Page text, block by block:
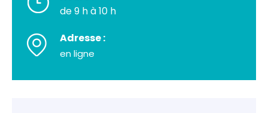
de 9 h à 10 h
Adresse :
en ligne